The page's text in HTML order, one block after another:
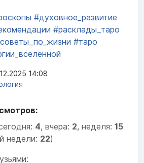
#духовное_развитие
#расклады_таро
#таро
14:08
4, вчера: 2, неделя: 15
недели: 22)